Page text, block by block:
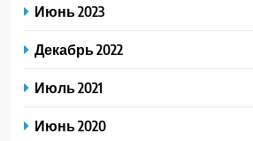
Июнь 2023
Декабрь 2022
Июль 2021
Июнь 2020